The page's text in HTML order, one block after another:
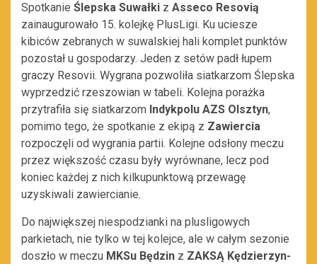
Spotkanie Ślepska Suwałki z Asseco Resovią
zainaugurowało 15. kolejkę PlusLigi. Ku uciesze
kibiców zebranych w suwalskiej hali komplet punktów
pozostał u gospodarzy. Jeden z setów padł łupem
graczy Resovii. Wygrana pozwoliła siatkarzom Ślepska
wyprzedzić rzeszowian w tabeli. Kolejna porażka
przytrafiła się siatkarzom Indykpolu AZS Olsztyn,
pomimo tego, że spotkanie z ekipą z Zawiercia
rozpoczęli od wygrania partii. Kolejne odsłony meczu
przez większość czasu były wyrównane, lecz pod
koniec każdej z nich kilkupunktową przewagę
uzyskiwali zawiercianie.
Do największej niespodzianki na plusligowych
parkietach, nie tylko w tej kolejce, ale w całym sezonie
doszło w meczu MKSu Będzin z ZAKSĄ Kędzierzyn-